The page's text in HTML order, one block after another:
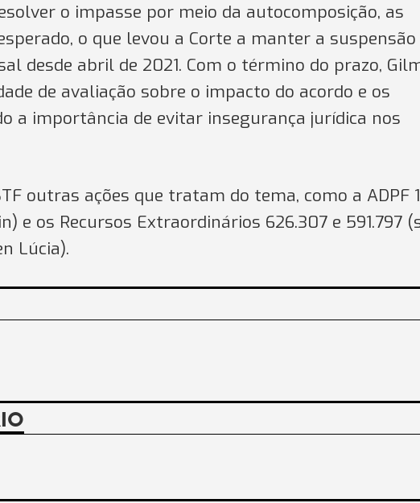
o impasse por meio da autocomposição, as
o que levou a Corte a manter a suspensão
desde abril de 2021. Com o término do prazo,
de avaliação sobre o impacto do acordo e os
a importância de evitar insegurança jurídica nos
outras ações que tratam do tema, como a ADPF
e os Recursos Extraordinários 626.307 e 591.797
Lúcia).